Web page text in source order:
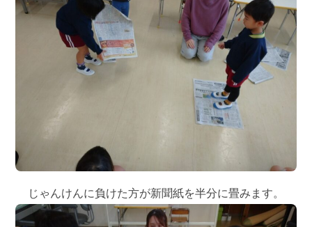
じゃんけんに負けた方が新聞紙を半分に畳みます。